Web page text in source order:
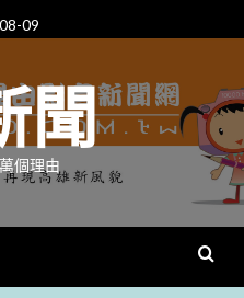
09
聞
個理由